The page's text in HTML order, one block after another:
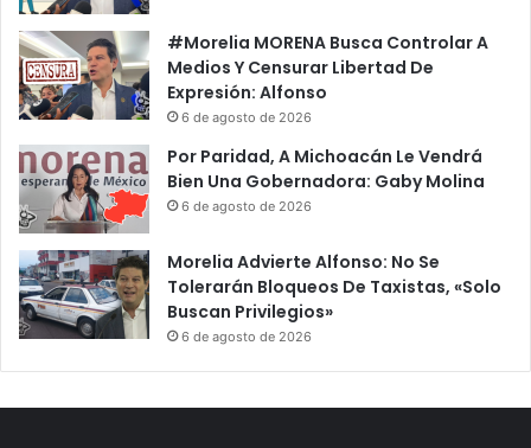
#Morelia MORENA Busca Controlar A
Medios Y Censurar Libertad De
Expresión: Alfonso
6 de agosto de 2026
Por Paridad, A Michoacán Le Vendrá
Bien Una Gobernadora: Gaby Molina
6 de agosto de 2026
Morelia Advierte Alfonso: No Se
Tolerarán Bloqueos De Taxistas, «Solo
Buscan Privilegios»
6 de agosto de 2026